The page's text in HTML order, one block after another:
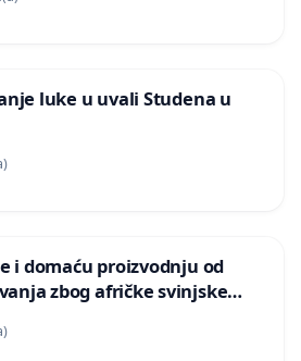
luke u uvali Studena u
i domaću proizvodnju od
zbog afričke svinjske